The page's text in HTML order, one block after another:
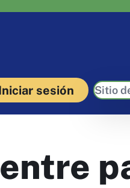
sesión Buscar